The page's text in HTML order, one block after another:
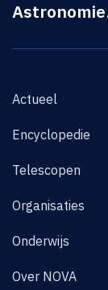
Astronomie
Actueel
Encyclopedie
Telescopen
Organisaties
Onderwijs
Over NOVA